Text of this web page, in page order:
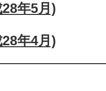
年5月)
年4月)